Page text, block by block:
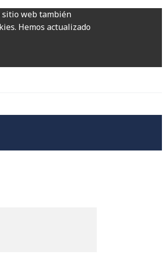
sitio web también
Hemos actualizado